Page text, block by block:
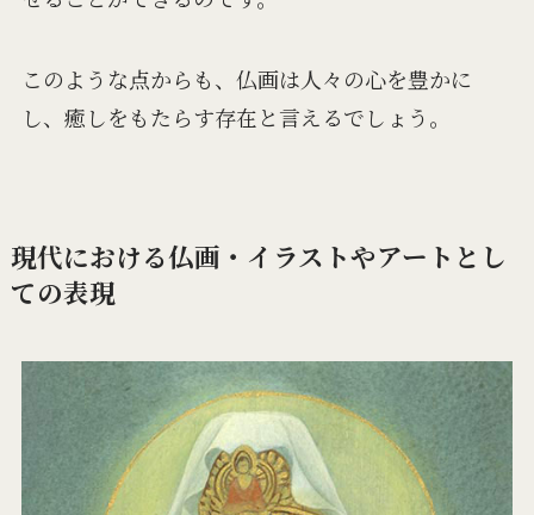
このような点からも、仏画は人々の心を豊かに
し、癒しをもたらす存在と言えるでしょう。
現代における仏画・イラストやアートとし
ての表現